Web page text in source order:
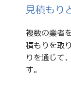
見積もり
複数の業者
積もりを取
りを通じて
す。